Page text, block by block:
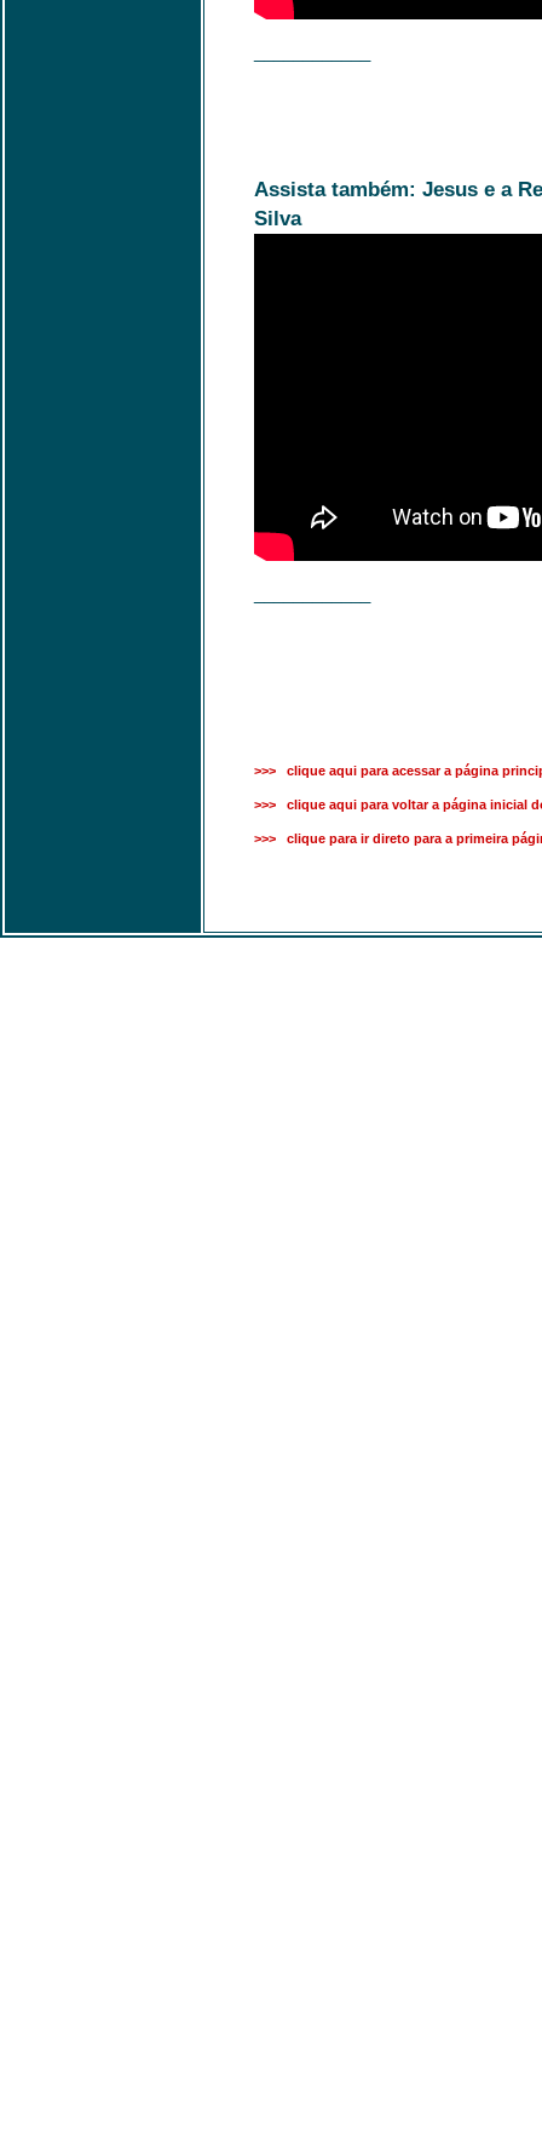
Assista também: Jesus e a
Silva
>>> clique aqui para acessar a página
>>> clique aqui para voltar a página inicial
>>> clique para ir direto para a primeira